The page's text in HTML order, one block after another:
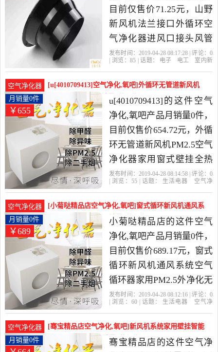
目前仅售价71.25元，山野
新风机法兰接口外循环空
气净化器进风口接头风管
连接160mm是2019年小娜
中性价比很高的室内新风
系统，由浙江 杭州发货。
发布时间：2019-04-28 08:17:28 | 评论： 0
| 浏览：85 | 话题： 电子 电工
室内新
空气净化器
[u[4010709413]空气净化,氧吧]外循环无管道新风机
PM2.5空气净化月销量0件仅售654.72元
￥655
月销量0件
u[4010709413]的这件空气
净化,氧吧产品月销量0件，
目前仅售价654.72元，外循
环无管道新风机PM2.5空气
净化器家用窗式壁挂全热
交换除雾霾是2019年
器当中性价比很高的空气
净化,氧吧，由上海发货。
发布时间：2019-04-28 08:14:58 | 评论： 0
| 浏览： 55| 话题： 生活电器
空气净
空气净化器
[小菊哒精品店空气净化,氧吧]窗式循环新风机通风系
统空气循环器家用月销量0件仅售689.17元
￥689
月销量0件
小菊哒精品店的这件空气
净化,氧吧产品月销量0件，
目前仅售价689.17元，窗式
循环新风机通风系统空气
循环器家用PM2.5外净化无
管道是2019年小菊哒精品
比很高的空气净化,氧吧，
由浙江 金华发货。
发布时间：2019-04-28 08:12:16 | 评论： 0
| 浏览： 60| 话题： 生活电器
空气净
空气净化器
[骞宝精品店空气净化,氧吧]新风机系统家用壁挂智能
外循环大功率空月销量0件仅售663.71元
月销量0件
骞宝精品店的这件空气净